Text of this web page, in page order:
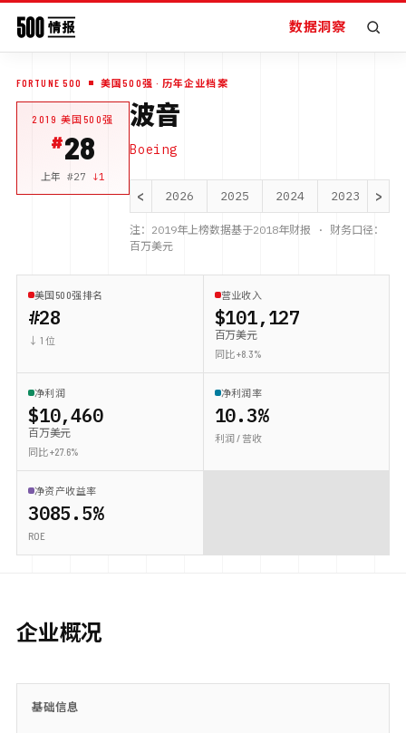
数据洞察
FORTUNE 500 美国500强 · 历年企业档案
2019 美国500强
28
上年 #27 ↓1
波音
Boeing
< 2026 2025 2024 2023 >
注： 2019年上榜数据基于2018年财报 · 财务口径：
百万美元
美国500强排名
#28
↓ 1 位
营业收入
$101,127
百万美元
同比 +8.3%
净利润
$10,460
百万美元
同比 +27.6%
净利润率
10.3%
利润 / 营收
净资产收益率
3085.5%
ROE
企业概况
基础信息